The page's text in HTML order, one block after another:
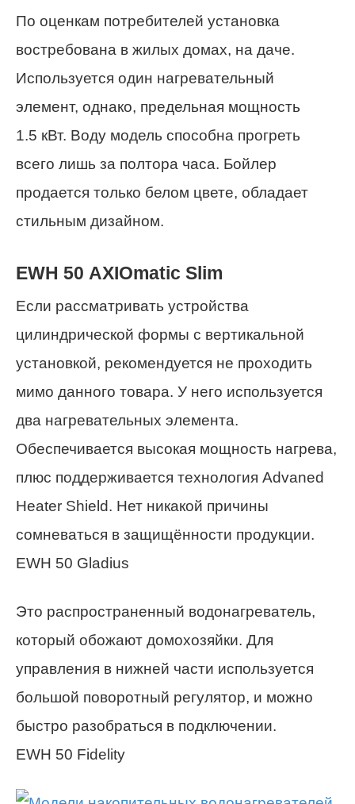
По оценкам потребителей установка
востребована в жилых домах, на даче.
Используется один нагревательный
элемент, однако, предельная мощность
1.5 кВт. Воду модель способна прогреть
всего лишь за полтора часа. Бойлер
продается только белом цвете, обладает
стильным дизайном.
EWH 50 AXIOmatic Slim
Если рассматривать устройства
цилиндрической формы с вертикальной
установкой, рекомендуется не проходить
мимо данного товара. У него используется
два нагревательных элемента.
Обеспечивается высокая мощность нагрева,
плюс поддерживается технология Advaned
Heater Shield. Нет никакой причины
сомневаться в защищённости продукции.
EWH 50 Gladius
Это распространенный водонагреватель,
который обожают домохозяйки. Для
управления в нижней части используется
большой поворотный регулятор, и можно
быстро разобраться в подключении.
EWH 50 Fidelity